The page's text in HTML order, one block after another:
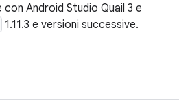
Android Studio Quail 3 e
1.11.3 e versioni successive.